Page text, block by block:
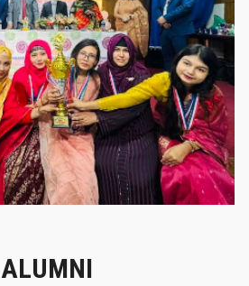
গৌরবের মুহূর্ত
গৌরবের মুহূর্ত
ALUMNI